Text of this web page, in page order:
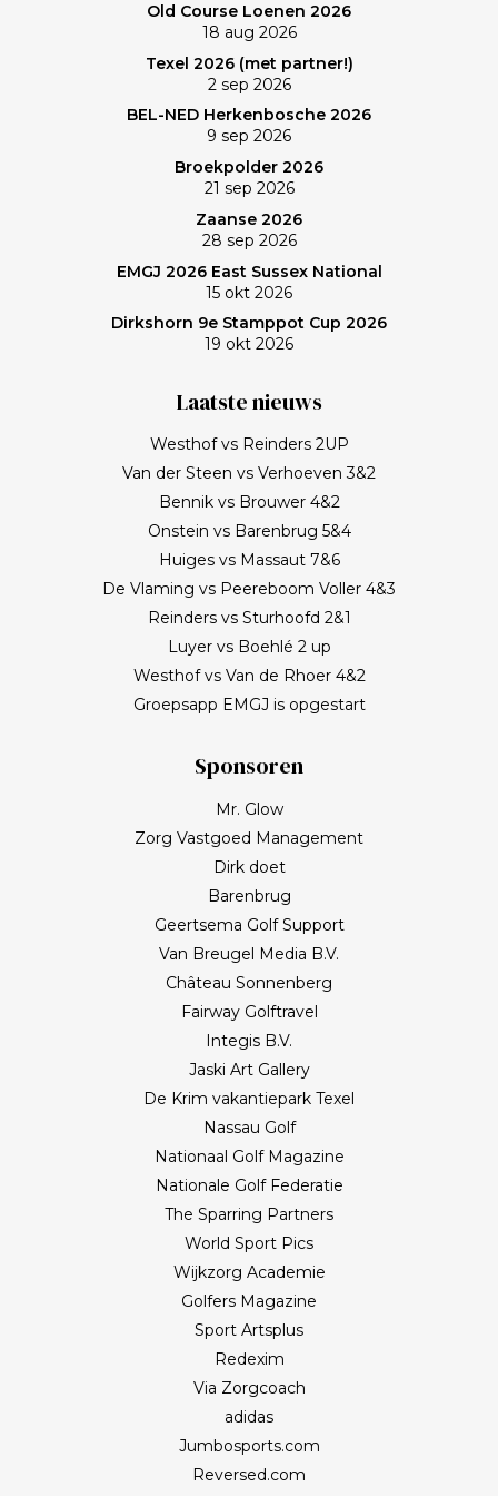
memorabele ronde en de waanzinnige slagen van
Frank zullen mij nog lang bijblijven. Topgast, topdag!
Frank, bedankt!
Old Course Loenen 2026
18 aug 2026
Texel 2026 (met partner!)
2 sep 2026
BEL-NED Herkenbosche 2026
9 sep 2026
Broekpolder 2026
21 sep 2026
Zaanse 2026
28 sep 2026
EMGJ 2026 East Sussex National
15 okt 2026
Dirkshorn 9e Stamppot Cup 2026
19 okt 2026
Laatste nieuws
Westhof vs Reinders 2UP
Van der Steen vs Verhoeven 3&2
Bennik vs Brouwer 4&2
Onstein vs Barenbrug 5&4
Huiges vs Massaut 7&6
De Vlaming vs Peereboom Voller 4&3
Reinders vs Sturhoofd 2&1
Luyer vs Boehlé 2 up
Westhof vs Van de Rhoer 4&2
Groepsapp EMGJ is opgestart
Sponsoren
Mr. Glow
Zorg Vastgoed Management
Dirk doet
Barenbrug
Geertsema Golf Support
Van Breugel Media B.V.
Château Sonnenberg
Fairway Golftravel
Integis B.V.
Jaski Art Gallery
De Krim vakantiepark Texel
Nassau Golf
Nationaal Golf Magazine
Nationale Golf Federatie
The Sparring Partners
World Sport Pics
Wijkzorg Academie
Golfers Magazine
Sport Artsplus
Redexim
Via Zorgcoach
adidas
Jumbosports.com
Reversed.com